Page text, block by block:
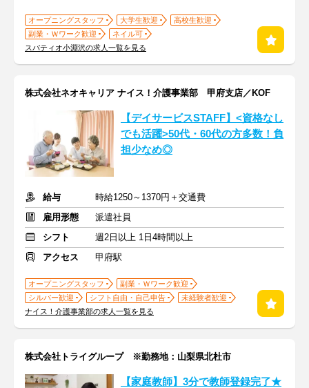
オープニングスタッフ 大学生歓迎
高校生歓迎
副業・Ｗワーク歓迎
ネイル可
スパティオ小淵沢の求人一覧を見る
株式会社ネオキャリア ナイス！介護事業部 甲府支店／KOF
【デイサービスSTAFF】<資格なし
でも活躍>50代・60代の方多数！負
担少なめ◎
給与
時給1250～1370円＋交通費
雇用形態
派遣社員
シフト
週2日以上 1日4時間以上
アクセス
甲府駅
オープニングスタッフ
副業・Ｗワーク歓迎
シルバー歓迎
シフト自由・自己申告
未経験者歓迎
ナイス！介護事業部の求人一覧を見る
株式会社トライグループ ※勤務地：山梨県北杜市
【家庭教師】3分で教師登録完了★